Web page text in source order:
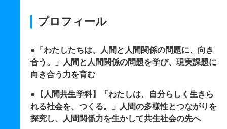
プロフィール
●「わたしたちは、人間と人間関係の問題に、向き
合う。」人間と人間関係の問題を学び、現実課題に
向き合う力を育む
●【人間共生学科】「わたしは、自分らしく生きら
れる社会を、つくる。」人間の多様性とつながりを
探究し、人間関係力を生かして共生社会の先へ